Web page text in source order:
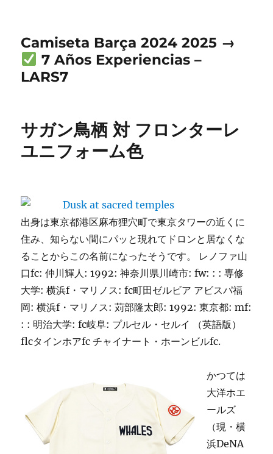
Camiseta Barça 2024 2025 →
7 Años Experiencias –
LARS7
サガン鳥栖 対 フロンターレ
ユニフォーム色
出身は東京都港区麻布狸穴町で東京タワーの近くに
住み、知らない間にパッと現れてドロンと居なくな
ることからこの名前になったそうです。 レノファ山
口fc: 仲川輝人: 1992: 神奈川県川崎市: fw: : : 専修
大学: 横浜f・マリノス: fc町田ゼルビア アビスパ福
岡: 横浜f・マリノス: 苅部隆太郎: 1992: 東京都: mf:
: : 明治大学: fc岐阜: プルセル・セルイ （英語版）
flcタインホアfc チャイナート・ホーンビルfc.
かつては
大洋ホエ
ールズ
（現・横
浜DeNA